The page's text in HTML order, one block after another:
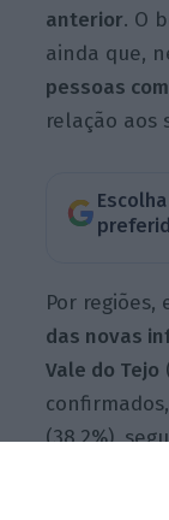
anterior. O
ainda que,
pessoas
relação aos
Por regiões,
das novas
Vale do Tejo
(38,2%),